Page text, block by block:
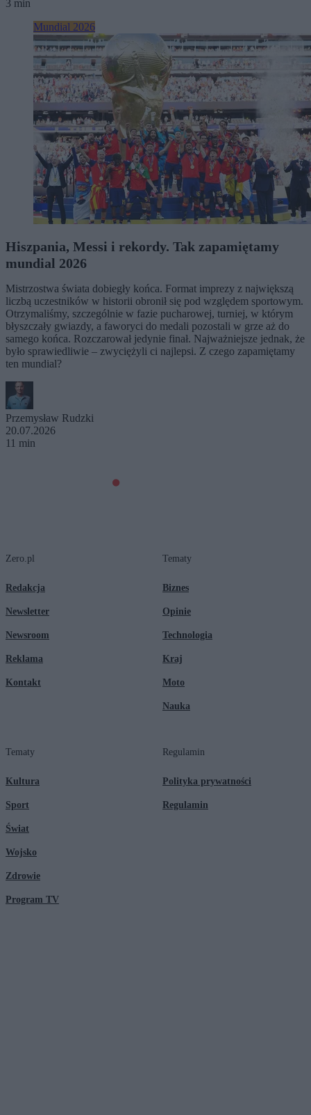
3 min
Mundial 2026
Hiszpania, Messi i rekordy. Tak zapamiętamy
mundial 2026
Mistrzostwa świata dobiegły końca. Format imprezy z największą
liczbą uczestników w historii obronił się pod względem sportowym.
Otrzymaliśmy, szczególnie w fazie pucharowej, turniej, w którym
błyszczały gwiazdy, a faworyci do medali pozostali w grze aż do
samego końca. Rozczarował jedynie finał. Najważniejsze jednak, że
było sprawiedliwie – zwyciężyli ci najlepsi. Z czego zapamiętamy
ten mundial?
Przemysław Rudzki
20.07.2026
11 min
Zero.pl
Redakcja
Newsletter
Newsroom
Reklama
Kontakt
Tematy
Biznes
Opinie
Technologia
Kraj
Moto
Nauka
Tematy
Kultura
Sport
Świat
Wojsko
Zdrowie
Program TV
Regulamin
Polityka prywatności
Regulamin